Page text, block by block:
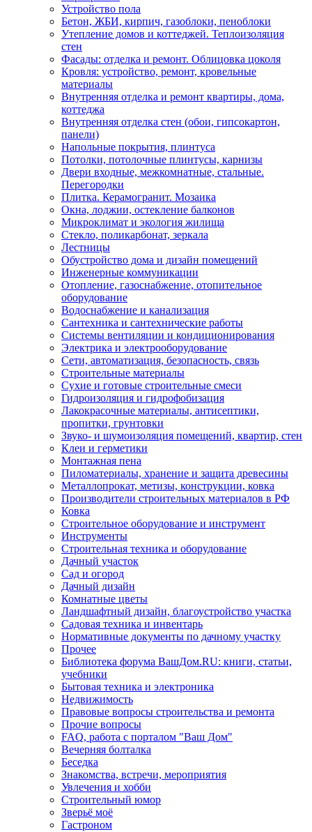
Устройство пола
Бетон, ЖБИ, кирпич, газоблоки, пеноблоки
Утепление домов и коттеджей. Теплоизоляция
стен
Фасады: отделка и ремонт. Облицовка цоколя
Кровля: устройство, ремонт, кровельные
материалы
Внутренняя отделка и ремонт квартиры, дома,
коттеджа
Внутренняя отделка стен (обои, гипсокартон,
панели)
Напольные покрытия, плинтуса
Потолки, потолочные плинтусы, карнизы
Двери входные, межкомнатные, стальные.
Перегородки
Плитка. Керамогранит. Мозаика
Окна, лоджии, остекление балконов
Микроклимат и экология жилища
Стекло, поликарбонат, зеркала
Лестницы
Обустройство дома и дизайн помещений
Инженерные коммуникации
Отопление, газоснабжение, отопительное
оборудование
Водоснабжение и канализация
Сантехника и сантехнические работы
Системы вентиляции и кондиционирования
Электрика и электрооборудование
Сети, автоматизация, безопасность, связь
Строительные материалы
Сухие и готовые строительные смеси
Гидроизоляция и гидрофобизация
Лакокрасочные материалы, антисептики,
пропитки, грунтовки
Звуко- и шумоизоляция помещений, квартир, стен
Клеи и герметики
Монтажная пена
Пиломатериалы, хранение и защита древесины
Металлопрокат, метизы, конструкции, ковка
Производители строительных материалов в РФ
Ковка
Строительное оборудование и инструмент
Инструменты
Строительная техника и оборудование
Дачный участок
Сад и огород
Дачный дизайн
Комнатные цветы
Ландшафтный дизайн, благоустройство участка
Садовая техника и инвентарь
Нормативные документы по дачному участку
Прочее
Библиотека форума ВашДом.RU: книги, статьи,
учебники
Бытовая техника и электроника
Недвижимость
Правовые вопросы строительства и ремонта
Прочие вопросы
FAQ, работа с порталом "Ваш Дом"
Вечерняя болталка
Беседка
Знакомства, встречи, мероприятия
Увлечения и хобби
Строительный юмор
Зверьё моё
Гастроном